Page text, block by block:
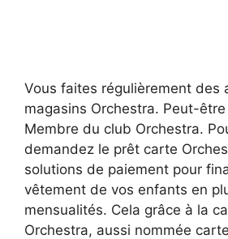
Vous faites régulièrement des
magasins Orchestra. Peut-
Membre du club Orchestra.
demandez le prêt carte
solutions de paiement pour
vêtement de vos enfants en
mensualités. Cela grâce à la
Orchestra, aussi nommée